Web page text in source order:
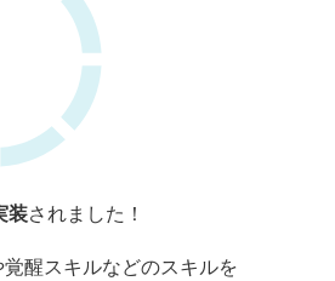
装されました！
醒スキルなどのスキルを